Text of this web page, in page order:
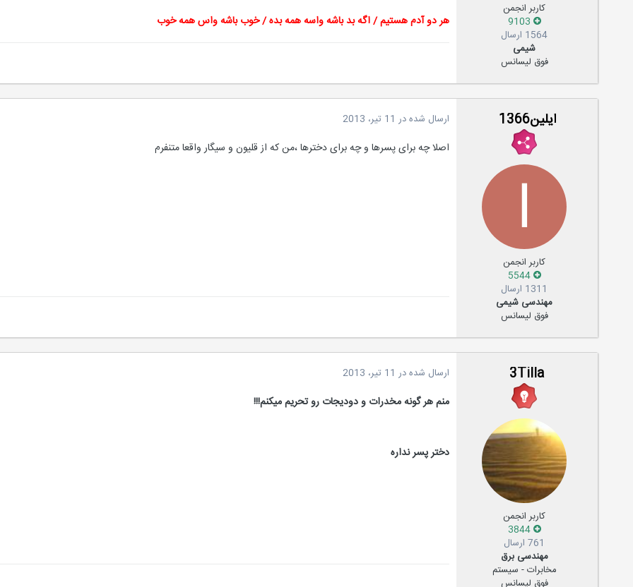
کاربر انجمن
1564 ارسال
شیمی
فوق لیسانس
هر دو آدم هستیم / اگه بد باشه واسه همه بده / خوب باشه واس همه خوب
ایلین1366
کاربر انجمن
5544
1311 ارسال
مهندسی شیمی
فوق لیسانس
ارسال شده در 11 تیر، 2013
اصلا چه برای پسرها و چه برای دخترها ،من که از قلیون و سیگار واقعا متنفرم
3Tilla
کاربر انجمن
3844
761 ارسال
مهندسی برق
مخابرات - سیستم
فوق لیسانس
ارسال شده در 11 تیر، 2013
منم هر گونه مخدرات و دودیجات رو تحریم میکنم!!!
دختر پسر نداره